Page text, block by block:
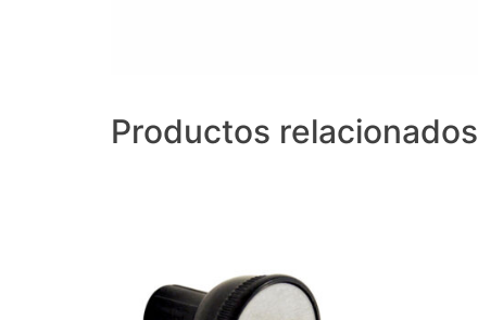
Productos relacionados